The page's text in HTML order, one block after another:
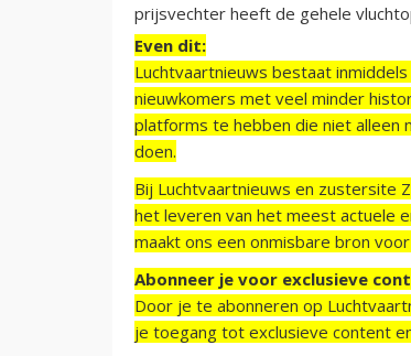
prijsvechter heeft de gehele
Even dit:
Luchtvaartnieuws bestaat
nieuwkomers met veel minder
platforms te hebben die niet alleen
doen.
Bij Luchtvaartnieuws en zustersite
het leveren van het meest actuele
maakt ons een onmisbare bron
Abonneer je voor exclusieve
Door je te abonneren op
je toegang tot exclusieve content